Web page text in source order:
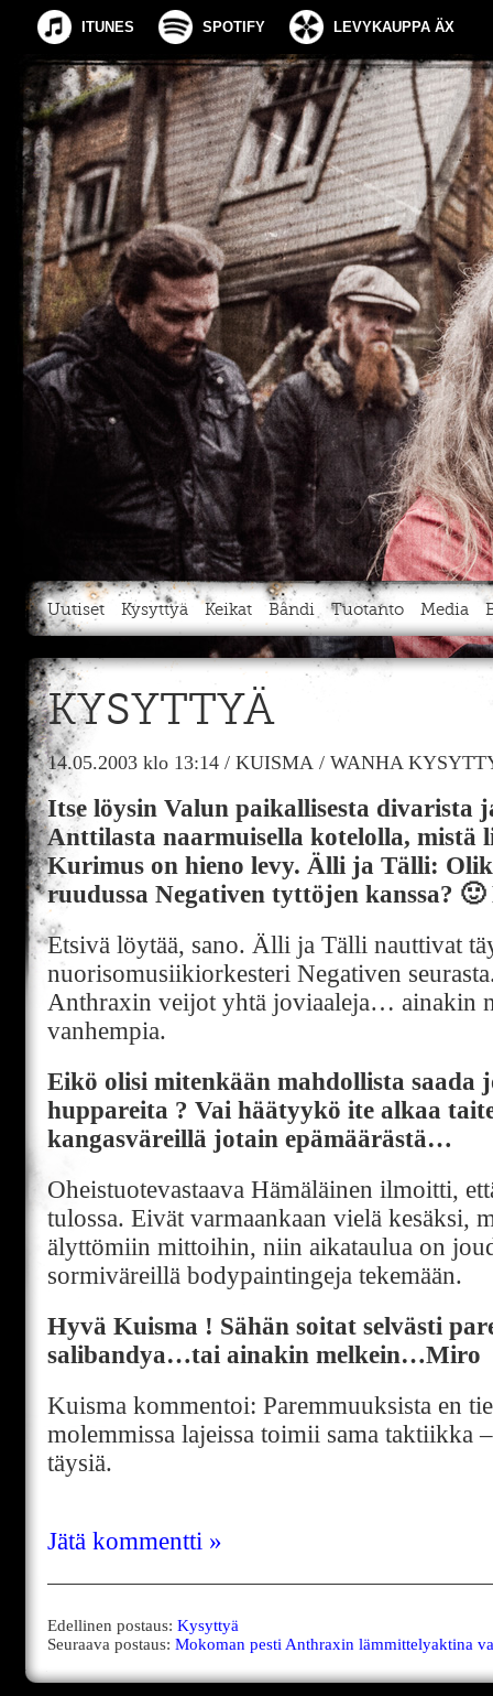
ITUNES SPOTIFY LEVYKAUPPA ÄX
Uutiset Kysyttyä Keikat Bändi Tuotanto Media
KYSYTTYÄ
14.05.2003 klo 13:14 / KUISMA / WANHA
Itse löysin Valun paikallisesta divarista
Anttilasta naarmuisella kotelolla, mistä
Kurimus on hieno levy. Älli ja Tälli:
ruudussa Negativen tyttöjen kanssa?
Etsivä löytää, sano. Älli ja Tälli nauttivat
nuorisomusiikiorkesteri Negativen
Anthraxin veijot yhtä joviaaleja… ainakin
vanhempia.
Eikö olisi mitenkään mahdollista saada
huppareita ? Vai häätyykö ite alkaa
kangasväreillä jotain epämäärästä…
Oheistuotevastaava Hämäläinen ilmoitti,
tulossa. Eivät varmaankaan vielä kesäksi,
älyttömiin mittoihin, niin aikataulua on
sormiväreillä bodypaintingeja tekemään.
Hyvä Kuisma ! Sähän soitat selvästi
salibandya…tai ainakin melkein…Miro
Kuisma kommentoi: Paremmuuksista en
molemmissa lajeissa toimii sama taktiikka
täysiä.
Jätä kommentti »
Edellinen postaus: Kysyttyä
Seuraava postaus: Mokoman pesti Anthraxin lämmittelyaktina